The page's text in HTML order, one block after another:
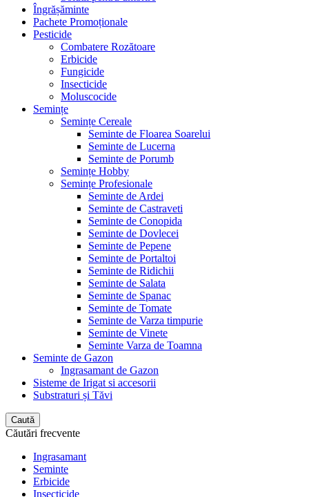
Îngrășăminte
Pachete Promoționale
Pesticide
Combatere Rozătoare
Erbicide
Fungicide
Insecticide
Moluscocide
Semințe
Semințe Cereale
Seminte de Floarea Soarelui
Seminte de Lucerna
Seminte de Porumb
Semințe Hobby
Semințe Profesionale
Seminte de Ardei
Seminte de Castraveti
Seminte de Conopida
Seminte de Dovlecei
Seminte de Pepene
Seminte de Portaltoi
Seminte de Ridichii
Seminte de Salata
Seminte de Spanac
Seminte de Tomate
Seminte de Varza timpurie
Seminte de Vinete
Seminte Varza de Toamna
Seminte de Gazon
Ingrasamant de Gazon
Sisteme de Irigat si accesorii
Substraturi și Tăvi
Caută
Căutări frecvente
Ingrasamant
Seminte
Erbicide
Insecticide